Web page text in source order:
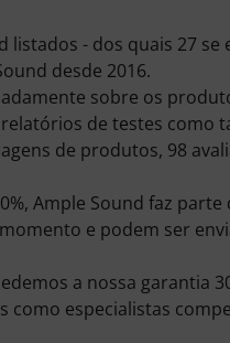
- dos quais 27
desde 2016.
sobre os
de testes como
de produtos, 98
Ample Sound faz
e podem ser
a nossa garantia
como especialistas